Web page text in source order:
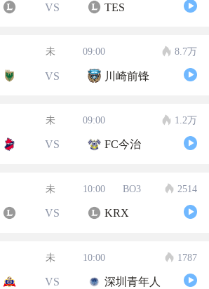
VS TES
未 09:00 8.7万
VS 川崎前锋
未 09:00 1.2万
VS FC今治
未 10:00 BO3 2514
VS KRX
未 10:00 1787
VS 深圳青年人